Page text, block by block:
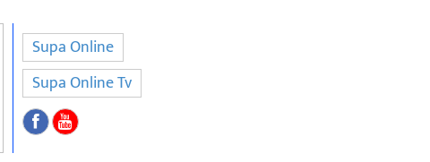
Supa Online
Supa Online Tv